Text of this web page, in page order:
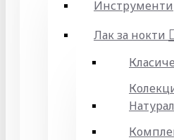
Инструменти
Лак за нокти